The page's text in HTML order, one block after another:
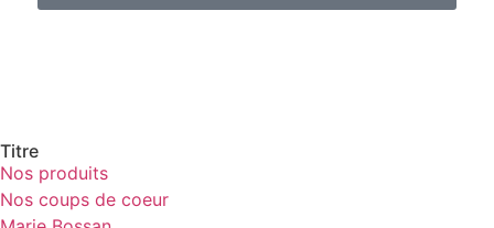
Titre
Nos produits
Nos coups de coeur